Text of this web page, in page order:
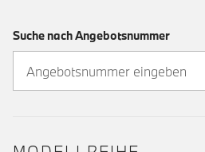
Suche nach Angebotsnummer